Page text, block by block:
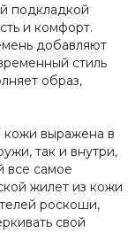
подкладкой
и комфорт.
добавляют
стиль
образ,
кожи выражена в
так и внутри,
все самое
жилет из кожи
роскоши,
свой